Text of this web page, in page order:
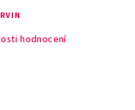
hodnocení